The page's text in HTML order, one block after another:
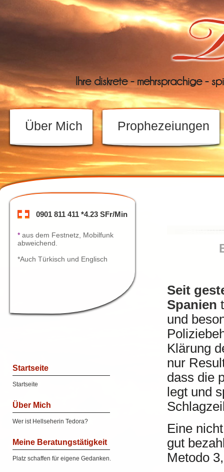
Ihre diskrete - mehrsprachige -
Über Mich Prophezeiungen
Seit
Spanien
und
Klärung
nur
dass die
legt und
Eine
gut
Metodo
0901 811 411 *4.23 SFr/Min
* aus dem Festnetz, Mobilfunk
abweichend.
*Auch Türkisch und Englisch
Startseite
Startseite
Über Mich
Wer ist Hellseherin Tedora?
Meine Beratungstätigkeit
Platz schaffen für eigene Gedanken.